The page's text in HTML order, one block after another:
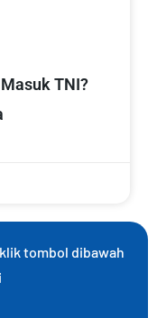
TNI?
tombol dibawah